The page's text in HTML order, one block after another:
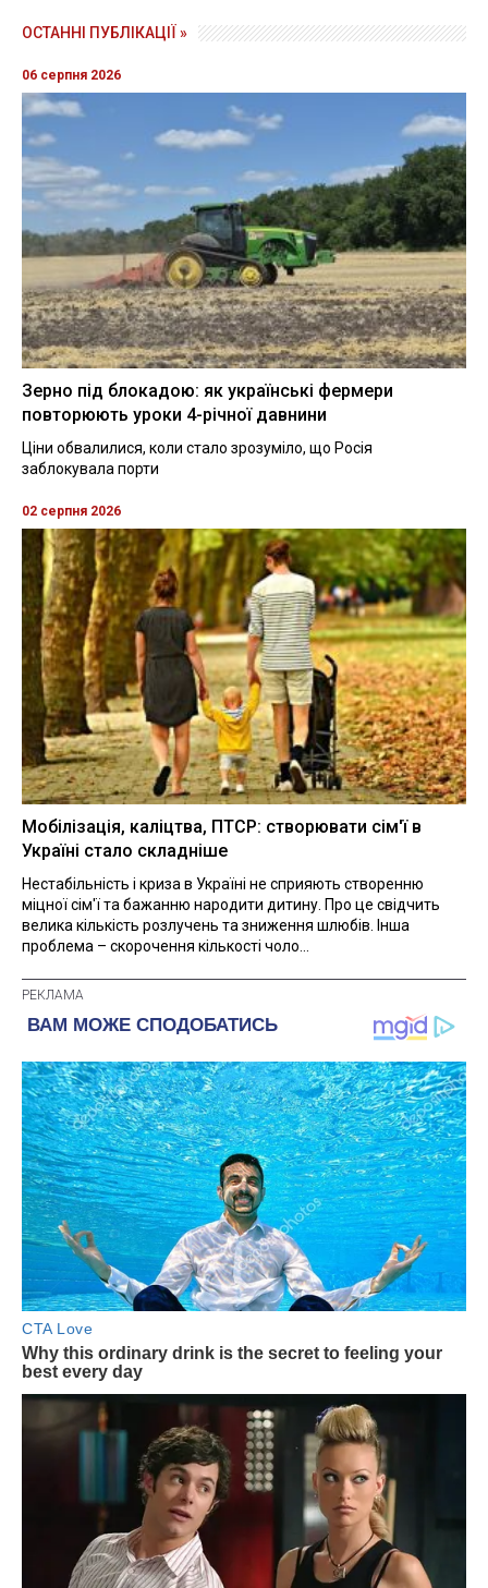
ОСТАННІ ПУБЛІКАЦІЇ »
06 серпня 2026
Зерно під блокадою: як українські фермери
повторюють уроки 4-річної давнини
Ціни обвалилися, коли стало зрозуміло, що Росія
заблокувала порти
02 серпня 2026
Мобілізація, каліцтва, ПТСР: створювати сім'ї в
Україні стало складніше
Нестабільність і криза в Україні не сприяють створенню
міцної сім'ї та бажанню народити дитину. Про це свідчить
велика кількість розлучень та зниження шлюбів. Інша
проблема – скорочення кількості чоло...